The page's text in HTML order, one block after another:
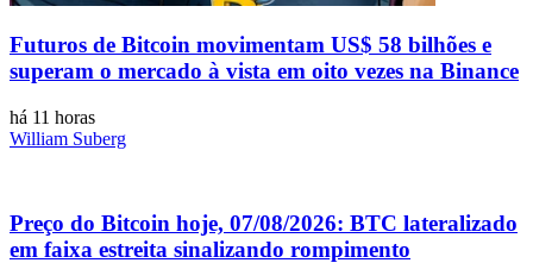
Futuros de Bitcoin movimentam US$ 58 bilhões e
superam o mercado à vista em oito vezes na Binance
há 11 horas
William Suberg
Preço do Bitcoin hoje, 07/08/2026: BTC lateralizado
em faixa estreita sinalizando rompimento